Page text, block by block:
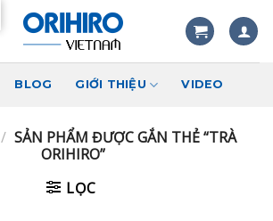
BLOG GIỚI THIỆU VIDEO
/ SẢN PHẨM ĐƯỢC GẮN THẺ “TRÀ
ORIHIRO”
LỌC